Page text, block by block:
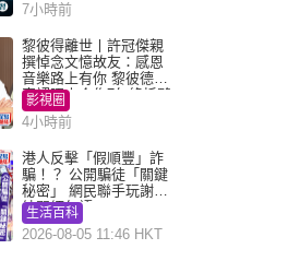
7小時前
黎彼得離世丨許冠傑親
撰悼念文憶故友：感恩
音樂路上有你 黎彼德曾
直認唔夾合作7年終拆夥
影視圈
4小時前
港人反擊「假順豐」詐
騙！？ 公開騙徒「關鍵
秘密」 網民聯手玩謝：
練習緬甸語
生活百科
2026-08-05 11:46 HKT